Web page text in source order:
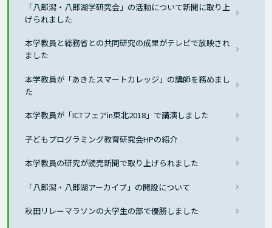
「八郎潟・八郎湖学研究会」の活動について新聞に取り上
げられました
本学教員と総務省との共同研究の成果がテレビで放映され
ました
本学教員が「あきたスマートカレッジ」の講師を務めまし
た
本学教員が「ICTフェアin東北2018」で講演しました
子どもプログラミング教育研究会HPの紹介
本学教員の研究が読売新聞で取り上げられました
「八郎潟・八郎湖アーカイブ」の開設について
秋田リレーマラソンの大学生の部で優勝しました